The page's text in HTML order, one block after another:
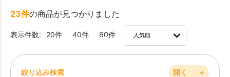
23件の商品が見つかりました
表示件数: 20件 40件 60件
絞り込み検索 開く ＋